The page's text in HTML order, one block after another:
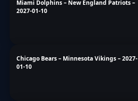
Miami Dolphins – New England Patriots –
2027-01-10
Chicago Bears – Minnesota Vikings – 2027-
01-10